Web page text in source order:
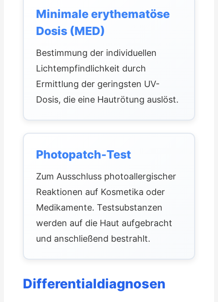
Minimale erythematöse
Dosis (MED)
Bestimmung der individuellen
Lichtempfindlichkeit durch
Ermittlung der geringsten UV-
Dosis, die eine Hautrötung auslöst.
Photopatch-Test
Zum Ausschluss photoallergischer
Reaktionen auf Kosmetika oder
Medikamente. Testsubstanzen
werden auf die Haut aufgebracht
und anschließend bestrahlt.
Differentialdiagnosen